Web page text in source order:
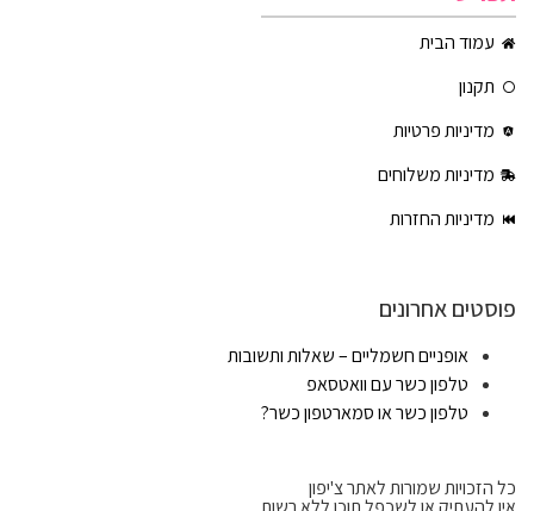
עמוד הבית
תקנון
מדיניות פרטיות
מדיניות משלוחים
מדיניות החזרות
פוסטים אחרונים
אופניים חשמליים – שאלות ותשובות
טלפון כשר עם וואטסאפ
טלפון כשר או סמארטפון כשר?
כל הזכויות שמורות לאתר צ'יפון